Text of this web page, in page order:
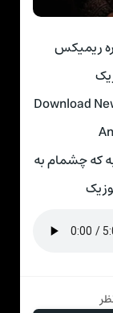
ریمیکس
Download
که چشمام به